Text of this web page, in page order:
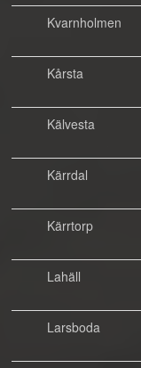
Kvarnholmen
Kårsta
Kälvesta
Kärrdal
Kärrtorp
Lahäll
Larsboda